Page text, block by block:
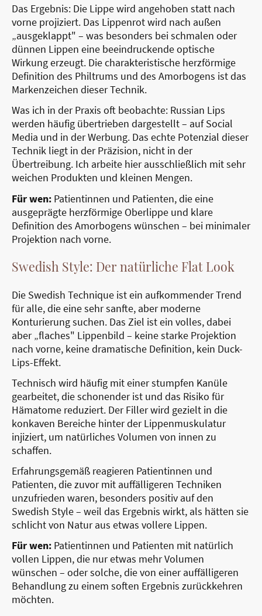
Das Ergebnis: Die Lippe wird angehoben statt nach
vorne projiziert. Das Lippenrot wird nach außen
„ausgeklappt" – was besonders bei schmalen oder
dünnen Lippen eine beeindruckende optische
Wirkung erzeugt. Die charakteristische herzförmige
Definition des Philtrums und des Amorbogens ist das
Markenzeichen dieser Technik.
Was ich in der Praxis oft beobachte: Russian Lips
werden häufig übertrieben dargestellt – auf Social
Media und in der Werbung. Das echte Potenzial dieser
Technik liegt in der Präzision, nicht in der
Übertreibung. Ich arbeite hier ausschließlich mit sehr
weichen Produkten und kleinen Mengen.
Für wen: Patientinnen und Patienten, die eine
ausgeprägte herzförmige Oberlippe und klare
Definition des Amorbogens wünschen – bei minimaler
Projektion nach vorne.
Swedish Style: Der natürliche Flat Look
Die Swedish Technique ist ein aufkommender Trend
für alle, die eine sehr sanfte, aber moderne
Konturierung suchen. Das Ziel ist ein volles, dabei
aber „flaches" Lippenbild – keine starke Projektion
nach vorne, keine dramatische Definition, kein Duck-
Lips-Effekt.
Technisch wird häufig mit einer stumpfen Kanüle
gearbeitet, die schonender ist und das Risiko für
Hämatome reduziert. Der Filler wird gezielt in die
konkaven Bereiche hinter der Lippenmuskulatur
injiziert, um natürliches Volumen von innen zu
schaffen.
Erfahrungsgemäß reagieren Patientinnen und
Patienten, die zuvor mit auffälligeren Techniken
unzufrieden waren, besonders positiv auf den
Swedish Style – weil das Ergebnis wirkt, als hätten sie
schlicht von Natur aus etwas vollere Lippen.
Für wen: Patientinnen und Patienten mit natürlich
vollen Lippen, die nur etwas mehr Volumen
wünschen – oder solche, die von einer auffälligeren
Behandlung zu einem soften Ergebnis zurückkehren
möchten.